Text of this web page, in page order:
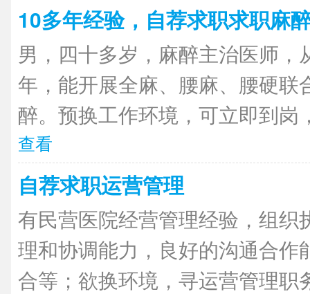
10多年经验，自荐求职求职麻
男，四十多岁，麻醉主治医师，
年，能开展全麻、腰麻、腰硬联
醉。预换工作环境，可立即到岗
查看
自荐求职运营管理
有民营医院经营管理经验，组织
理和协调能力，良好的沟通合作
合等；欲换环境，寻运营管理职